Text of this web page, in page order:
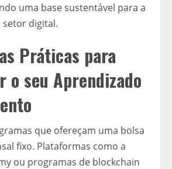
uma base sustentável para a
digital.
Práticas para
o seu Aprendizado
que ofereçam uma bolsa
fixo. Plataformas como a
ou programas de blockchain